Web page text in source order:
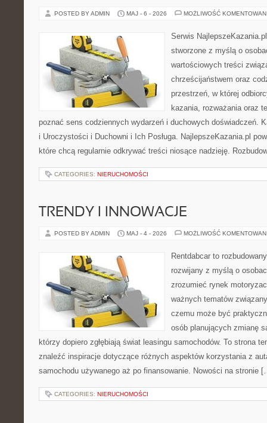
POSTED BY ADMIN MAJ - 6 - 2026 MOŻLIWOŚĆ
Serwis
stworzone z myślą o
wartościowych treści
chrześcijaństwem oraz
przestrzeń, w której
kazania, rozważania oraz
poznać sens codziennych wydarzeń i duchowych doświadczeń.
i Uroczystości i Duchowni i Ich Posługa. NajlepszeKazania.pl
które chcą regularnie odkrywać treści niosące nadzieję.
CATEGORIES: NIERUCHOMOŚCI
TRENDY I INNOWACJE
POSTED BY ADMIN MAJ - 4 - 2026 MOŻLIWOŚĆ
Rentdabcar to
rozwijany z myślą o
zrozumieć rynek
ważnych tematów
czemu może być
osób planujących zmianę
którzy dopiero zgłębiają świat leasingu samochodów. To strona
znaleźć inspiracje dotyczące różnych aspektów korzystania z
samochodu używanego aż po finansowanie. Nowości na stronie
CATEGORIES: NIERUCHOMOŚCI